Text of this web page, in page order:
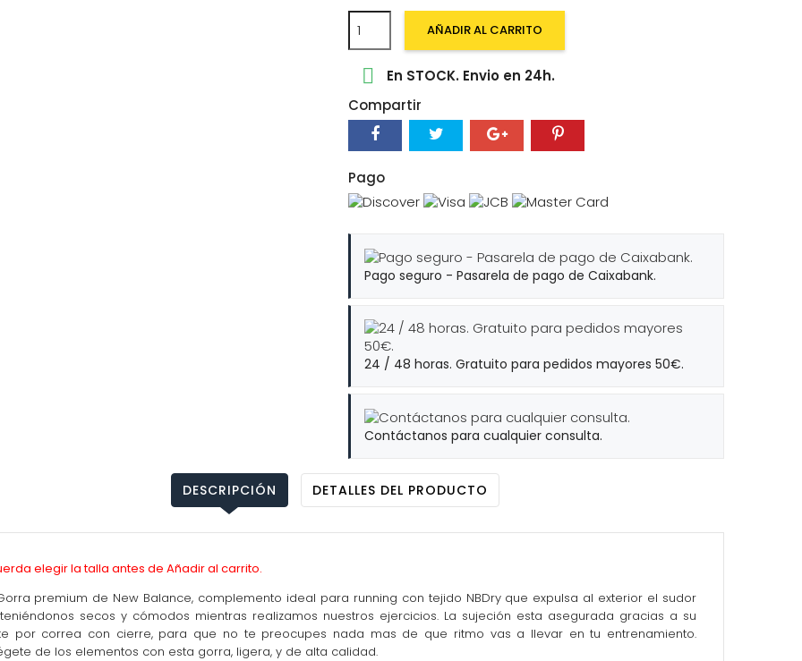
AÑADIR AL CARRITO

En STOCK. Envio en 24h.
Compartir
Pago
Pago seguro - Pasarela de pago de Caixabank.
24 / 48 horas. Gratuito para pedidos mayores 50€.
Contáctanos para cualquier consulta.
DESCRIPCIÓN DETALLES DEL PRODUCTO
elegir la talla antes de Añadir al carrito.
premium de New Balance, complemento ideal para running con tejido NBDry que expulsa al exterior el sudor
secos y cómodos mientras realizamos nuestros ejercicios. La sujeción esta asegurada gracias a su
por correa con cierre, para que no te preocupes nada mas de que ritmo vas a llevar en tu entrenamiento.
de los elementos con esta gorra, ligera, y de alta calidad.